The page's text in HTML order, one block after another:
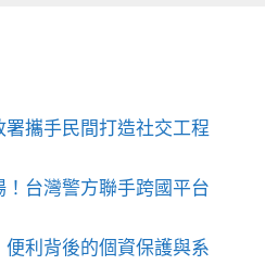
攜手民間打造社交工程
台灣警方聯手跨國平台
利背後的個資保護與系